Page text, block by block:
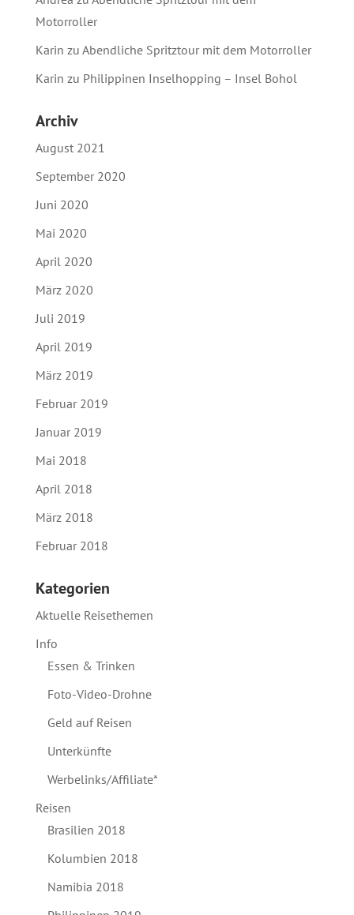
Motorroller
Karin zu Abendliche Spritztour mit dem Motorroller
Karin zu Philippinen Inselhopping – Insel Bohol
Archiv
August 2021
September 2020
Juni 2020
Mai 2020
April 2020
März 2020
Juli 2019
April 2019
März 2019
Februar 2019
Januar 2019
Mai 2018
April 2018
März 2018
Februar 2018
Kategorien
Aktuelle Reisethemen
Info
Essen & Trinken
Foto-Video-Drohne
Geld auf Reisen
Unterkünfte
Werbelinks/Affiliate*
Reisen
Brasilien 2018
Kolumbien 2018
Namibia 2018